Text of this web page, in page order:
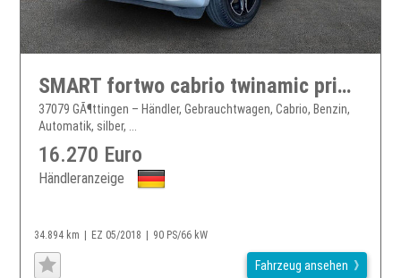
SMART fortwo cabrio twinamic prime 66 kW Park-Spur smart fortwo
37079 GÃ¶ttingen – Händler, Gebrauchtwagen, Cabrio, Benzin,
Automatik, silber, ...
16.270 Euro
Händleranzeige
34.894 km EZ 05/2018 90 PS/66 kW
Fahrzeug ansehen